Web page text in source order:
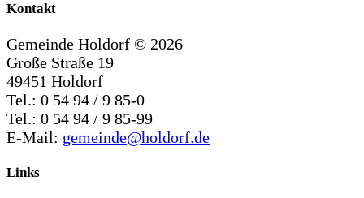
Kontakt
Gemeinde Holdorf © 2026
Große Straße 19
49451 Holdorf
Tel.: 0 54 94 / 9 85-0
Tel.: 0 54 94 / 9 85-99
E-Mail: gemeinde@holdorf.de
Links